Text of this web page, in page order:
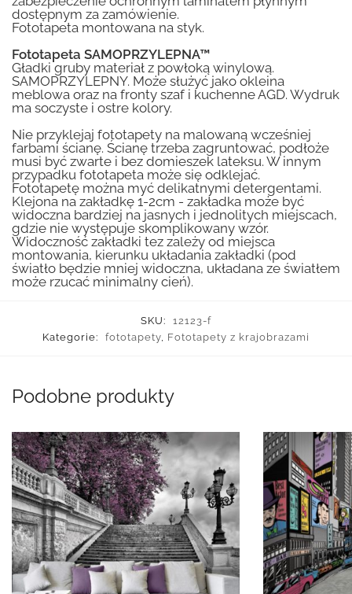
dostępnym za zamówienie.
Fototapeta montowana na styk.
Fototapeta SAMOPRZYLEPNA™
Gładki gruby materiał z powłoką winylową.
SAMOPRZYLEPNY. Może służyć jako okleina
meblowa oraz na fronty szaf i kuchenne AGD. Wydruk
ma soczyste i ostre kolory.
Nie przyklejaj fototapety na malowaną wcześniej
farbami ścianę. Ścianę trzeba zagruntować, podłoże
musi być zwarte i bez domieszek lateksu. W innym
przypadku fototapeta może się odklejać.
Fototapetę można myć delikatnymi detergentami.
Klejona na zakładkę 1-2cm - zakładka może być
widoczna bardziej na jasnych i jednolitych miejscach,
gdzie nie występuje skomplikowany wzór.
Widoczność zakładki tez zależy od miejsca
montowania, kierunku układania zakładki (pod
światło będzie mniej widoczna, układana ze światłem
może rzucać minimalny cień).
SKU:
12123-f
Kategorie:
fototapety Fototapety z krajobrazami
Podobne produkty